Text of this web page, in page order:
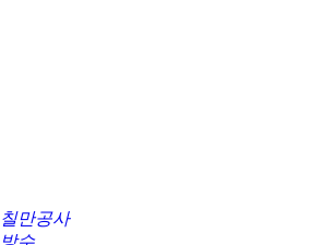
칠만공사
방수